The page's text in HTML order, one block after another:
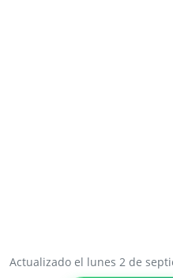
Actualizado el lunes 2 de